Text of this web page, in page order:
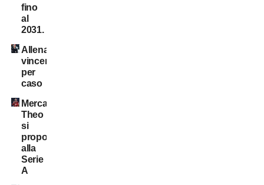
fino
al
2031.
Allenatori
vincenti
per
caso
Mercato:
Theo
si
propone
alla
Serie
A